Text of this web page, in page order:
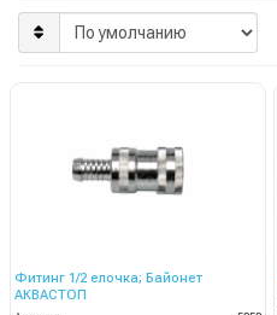
Фитинг 1/2 елочка; Байонет
АКВАСТОП